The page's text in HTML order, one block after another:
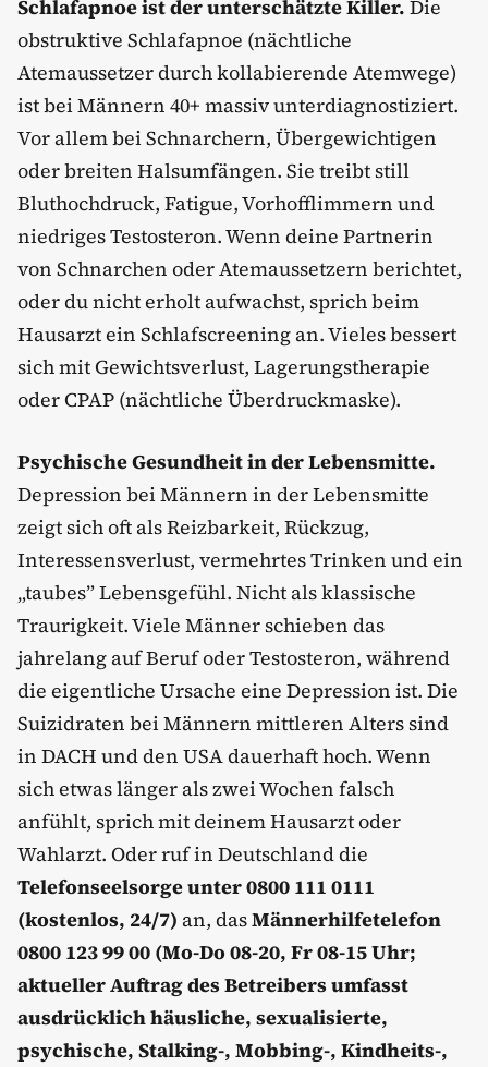
Schlafapnoe ist der unterschätzte Killer. Die
obstruktive Schlafapnoe (nächtliche
Atemaussetzer durch kollabierende Atemwege)
ist bei Männern 40+ massiv unterdiagnostiziert.
Vor allem bei Schnarchern, Übergewichtigen
oder breiten Halsumfängen. Sie treibt still
Bluthochdruck, Fatigue, Vorhofflimmern und
niedriges Testosteron. Wenn deine Partnerin
von Schnarchen oder Atemaussetzern berichtet,
oder du nicht erholt aufwachst, sprich beim
Hausarzt ein Schlafscreening an. Vieles bessert
sich mit Gewichtsverlust, Lagerungstherapie
oder CPAP (nächtliche Überdruckmaske).
Psychische Gesundheit in der Lebensmitte.
Depression bei Männern in der Lebensmitte
zeigt sich oft als Reizbarkeit, Rückzug,
Interessensverlust, vermehrtes Trinken und ein
„taubes” Lebensgefühl. Nicht als klassische
Traurigkeit. Viele Männer schieben das
jahrelang auf Beruf oder Testosteron, während
die eigentliche Ursache eine Depression ist. Die
Suizidraten bei Männern mittleren Alters sind
in DACH und den USA dauerhaft hoch. Wenn
sich etwas länger als zwei Wochen falsch
anfühlt, sprich mit deinem Hausarzt oder
Wahlarzt. Oder ruf in Deutschland die
Telefonseelsorge unter 0800 111 0111
(kostenlos, 24/7) an, dasMännerhilfetelefon
0800 123 99 00 (Mo-Do 08-20, Fr 08-15 Uhr;
aktueller Auftrag des Betreibers umfasst
ausdrücklich häusliche, sexualisierte,
psychische, Stalking-, Mobbing-, Kindheits-,